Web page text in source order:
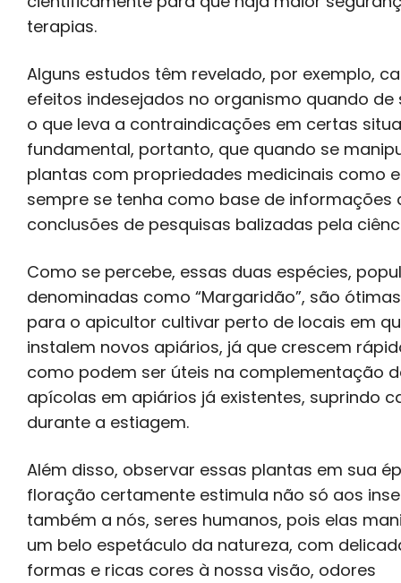
terapias.
Alguns estudos têm revelado, por exemplo,
efeitos indesejados no organismo quando de
o que leva a contraindicações em certas
fundamental, portanto, que quando se
plantas com propriedades medicinais como
sempre se tenha como base de informações
conclusões de pesquisas balizadas pela
Como se percebe, essas duas espécies,
denominadas como “Margaridão”, são
para o apicultor cultivar perto de locais em
instalem novos apiários, já que crescem
como podem ser úteis na complementação
apícolas em apiários já existentes, suprindo
durante a estiagem.
Além disso, observar essas plantas em sua
floração certamente estimula não só aos
também a nós, seres humanos, pois elas
um belo espetáculo da natureza, com
formas e ricas cores à nossa visão, odores